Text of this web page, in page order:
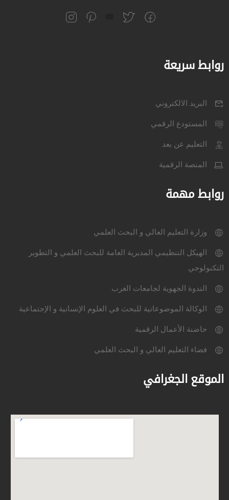
روابط سريعة
البريد الالكتروني
المستودع الرقمي
التعليم عن بعد
المنصة الرقمية
روابط مهمة
وزارة التعليم العالي و البحث العلمي
الهيكل التنظيمي المديرية العامة للبحث العلمي و التطوير
التكنولوجي
الندوة الجهوية لجامعات الغرب
الوكالة الموضوعاتية للبحث في العلوم الإنسانية و الإجتماعية
حاضنة الأعمال الرقمية
فضاء التعليم العالي و البحث العلمي
الموقع الجغرافي